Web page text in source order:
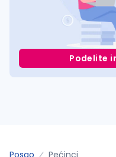
Podelite
Posao Pećinci